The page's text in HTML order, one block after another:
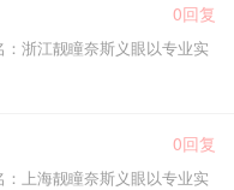
0回复
浙江靓瞳奈斯义眼以专业实
0回复
上海靓瞳奈斯义眼以专业实